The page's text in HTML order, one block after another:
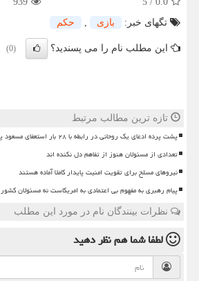
تگهای خبر:
بازی , حكم
این مطلب نام را می پسندید؟ (0)
تازه ترین مطالب مرتبط
پشت پرده ادعای یک روحانی در رابطه با ۲۸ بار استعفای مسعود پزشکیان
تعدادی از مسئولان هنوز از تفاهم دل نکنده اند
نیروهای مسلح برای تقویت امنیت پایدار کاملا آماده هستند
پیام رهبری به مفهوم بی اعتمادی به امریکاست نه مسئولان کشور
نظرات بینندگان نام در مورد این مطلب
لطفا شما همنظر دهید